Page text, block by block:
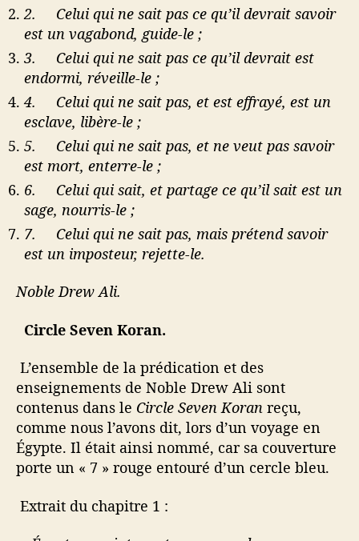
2. Celui qui ne sait pas ce qu’il devrait savoir
est un vagabond, guide-le ;
3. Celui qui ne sait pas ce qu’il devrait est
endormi, réveille-le ;
4. Celui qui ne sait pas, et est effrayé, est un
esclave, libère-le ;
5. Celui qui ne sait pas, et ne veut pas savoir
est mort, enterre-le ;
6. Celui qui sait, et partage ce qu’il sait est un
sage, nourris-le ;
7. Celui qui ne sait pas, mais prétend savoir
est un imposteur, rejette-le.
Noble Drew Ali.
Circle Seven Koran.
L’ensemble de la prédication et des
enseignements de Noble Drew Ali sont
contenus dans le Circle Seven Koran reçu,
comme nous l’avons dit, lors d’un voyage en
Égypte. Il était ainsi nommé, car sa couverture
porte un « 7 » rouge entouré d’un cercle bleu.
Extrait du chapitre 1 :